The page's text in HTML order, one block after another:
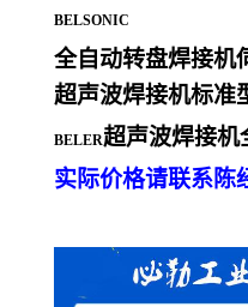
BELSONIC
全自动转盘焊接机
超声波焊接机标准
BELER超声波焊接机
实际价格请联系陈